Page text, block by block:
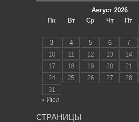
Август 2026
Пн
Вт Ср Чт Пт
3
4 5 6 7
10
11 12 13 14
17
18 19 20 21
24
25 26 27 28
31
« Июл
СТРАНИЦЫ